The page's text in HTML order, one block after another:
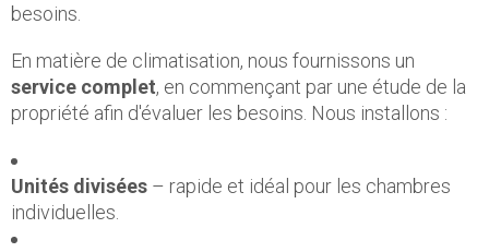
besoins.
En matière de climatisation, nous fournissons un
service complet, en commençant par une étude de la
propriété afin d'évaluer les besoins. Nous installons :
Unités divisées – rapide et idéal pour les chambres
individuelles.